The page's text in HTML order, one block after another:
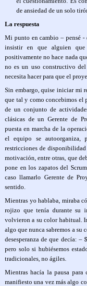
de ansiedad de un solo
La respuesta
Mi punto en cambio – pensé -
insistir en que alguien
positivamente no hace nada
no es un uso constructivo
necesita hacer para que el
Sin embargo, quise iniciar mi
que tal y como concebimos el
de un conjunto de
clásicas de un Gerente de
puesta en marcha de la
el equipo se autoorganiza,
restricciones de disponibilidad
motivación, entre otras, que
pone en los zapatos del
caso llamarlo Gerente de
sentido.
Mientras yo hablaba, miraba
rojizo que tenía durante su
volvieron a su color habitual.
algo que nunca sabremos a su
desesperanza de que decía: –
pero solo si hubiésemos
tradicionales, no ágiles.
Mientras hacía la pausa para
manifiesto una vez más algo